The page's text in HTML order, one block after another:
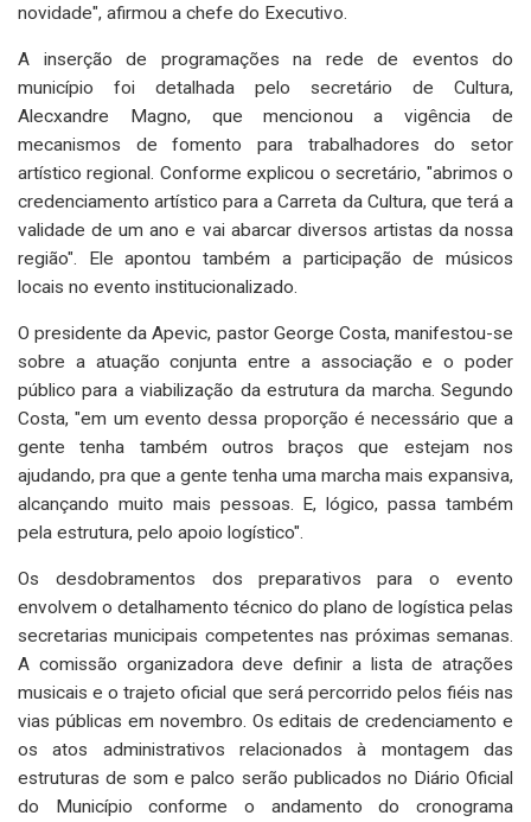
novidade", afirmou a chefe do Executivo.
A inserção de programações na rede de eventos do
município foi detalhada pelo secretário de Cultura,
Alecxandre Magno, que mencionou a vigência de
mecanismos de fomento para trabalhadores do setor
artístico regional. Conforme explicou o secretário, "abrimos o
credenciamento artístico para a Carreta da Cultura, que terá a
validade de um ano e vai abarcar diversos artistas da nossa
região". Ele apontou também a participação de músicos
locais no evento institucionalizado.
O presidente da Apevic, pastor George Costa, manifestou-se
sobre a atuação conjunta entre a associação e o poder
público para a viabilização da estrutura da marcha. Segundo
Costa, "em um evento dessa proporção é necessário que a
gente tenha também outros braços que estejam nos
ajudando, pra que a gente tenha uma marcha mais expansiva,
alcançando muito mais pessoas. E, lógico, passa também
pela estrutura, pelo apoio logístico".
Os desdobramentos dos preparativos para o evento
envolvem o detalhamento técnico do plano de logística pelas
secretarias municipais competentes nas próximas semanas.
A comissão organizadora deve definir a lista de atrações
musicais e o trajeto oficial que será percorrido pelos fiéis nas
vias públicas em novembro. Os editais de credenciamento e
os atos administrativos relacionados à montagem das
estruturas de som e palco serão publicados no Diário Oficial
do Município conforme o andamento do cronograma